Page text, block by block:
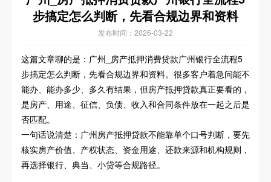
步搞定怎么判断，先看合规边界和资料
发布时间：2026-03-22
这篇文章聊的是：广州_房产抵押消费贷款广州银行全流程5
步搞定怎么判断，先看合规边界和资料。很多客户着急问能不
能办、能办多少、多久有结果，但房产抵押贷款真正要看的，
是房产、用途、征信、负债、收入和合同条件放在一起之后是
否匹配。
一句话说清楚：广州房产抵押贷款不能靠单个口号判断，要先
核实房产价值、产权状态、资金用途、还款来源和机构规则，
再选择银行、典当、小贷等合规路径。